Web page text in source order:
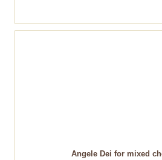
Angele Dei for mixed